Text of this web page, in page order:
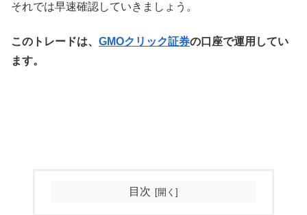
それでは早速確認していきましょう。
このトレードは、 GMOクリック証券の口座で運用してい
ます。
目次